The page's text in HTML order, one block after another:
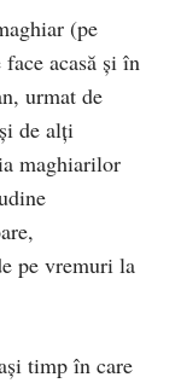
(pe
acasă şi în
urmat de
de alţi
maghiarilor
pe vremuri la
timp în care